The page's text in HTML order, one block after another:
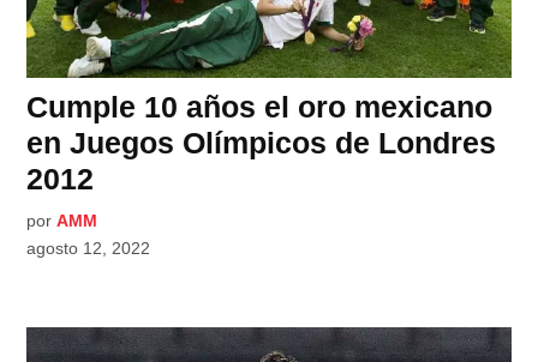
Cumple 10 años el oro mexicano
en Juegos Olímpicos de Londres
2012
por AMM
agosto 12, 2022